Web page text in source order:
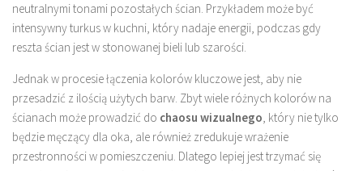
neutralnymi tonami pozostałych ścian. Przykładem może być
intensywny turkus w kuchni, który nadaje energii, podczas gdy
reszta ścian jest w stonowanej bieli lub szarości.
Jednak w procesie łączenia kolorów kluczowe jest, aby nie
przesadzić z ilością użytych barw. Zbyt wiele różnych kolorów na
ścianach może prowadzić do chaosu wizualnego, który nie tylko
będzie męczący dla oka, ale również zredukuje wrażenie
przestronności w pomieszczeniu. Dlatego lepiej jest trzymać się